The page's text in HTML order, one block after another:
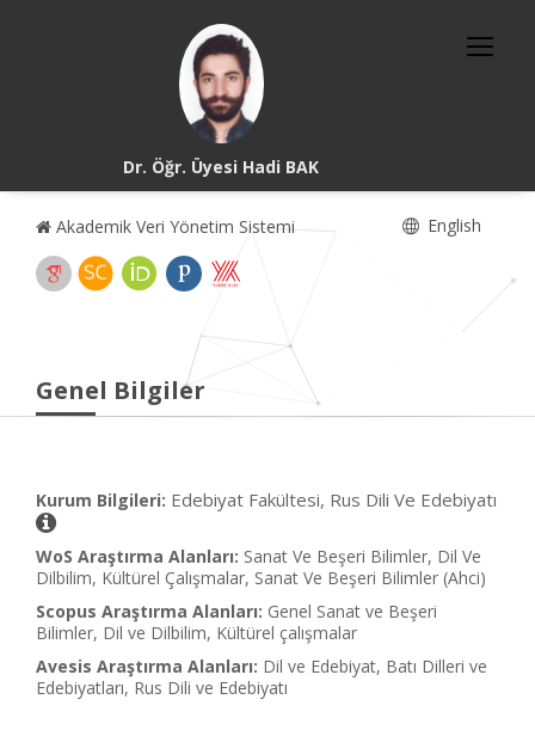
Dr. Öğr. Üyesi Hadi BAK
Akademik Veri Yönetim Sistemi English
Genel Bilgiler
Kurum Bilgileri: Edebiyat Fakültesi, Rus Dili Ve Edebiyatı
WoS Araştırma Alanları: Sanat Ve Beşeri Bilimler, Dil Ve
Dilbilim, Kültürel Çalışmalar, Sanat Ve Beşeri Bilimler (Ahci)
Scopus Araştırma Alanları: Genel Sanat ve Beşeri
Bilimler, Dil ve Dilbilim, Kültürel çalışmalar
Avesis Araştırma Alanları: Dil ve Edebiyat, Batı Dilleri ve
Edebiyatları, Rus Dili ve Edebiyatı